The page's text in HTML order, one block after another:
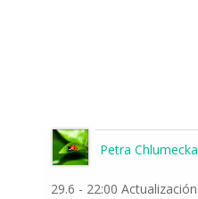
Petra Chlumecka
29.6 - 22:00 Actualización